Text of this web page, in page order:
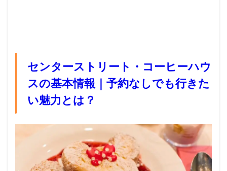
センターストリート・コーヒーハウ
スの基本情報｜予約なしでも行きた
い魅力とは？